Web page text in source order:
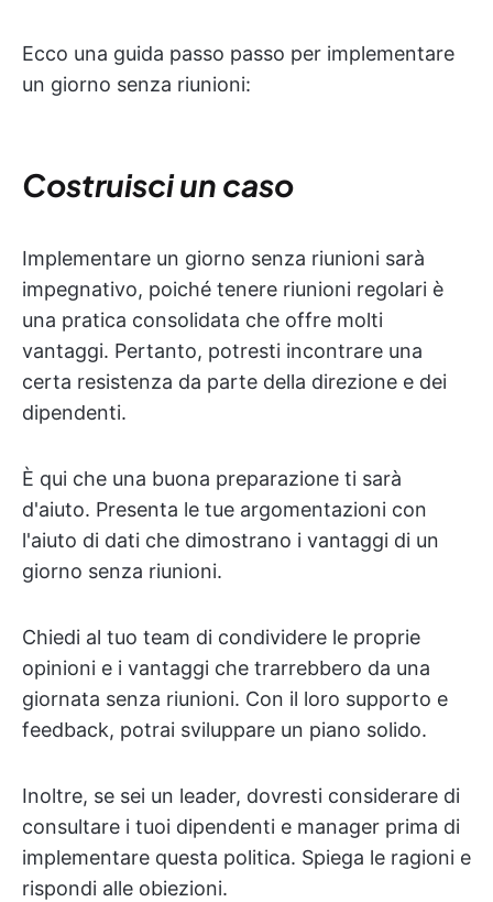
Ecco una guida passo passo per implementare
un giorno senza riunioni:
Costruisci un caso
Implementare un giorno senza riunioni sarà
impegnativo, poiché tenere riunioni regolari è
una pratica consolidata che offre molti
vantaggi. Pertanto, potresti incontrare una
certa resistenza da parte della direzione e dei
dipendenti.
È qui che una buona preparazione ti sarà
d'aiuto. Presenta le tue argomentazioni con
l'aiuto di dati che dimostrano i vantaggi di un
giorno senza riunioni.
Chiedi al tuo team di condividere le proprie
opinioni e i vantaggi che trarrebbero da una
giornata senza riunioni. Con il loro supporto e
feedback, potrai sviluppare un piano solido.
Inoltre, se sei un leader, dovresti considerare di
consultare i tuoi dipendenti e manager prima di
implementare questa politica. Spiega le ragioni e
rispondi alle obiezioni.